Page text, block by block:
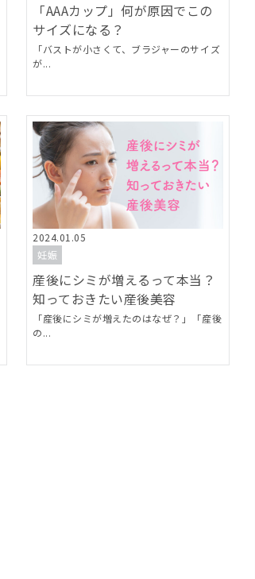
「AAAカップ」何が原因でこの
サイズになる？
「バストが小さくて、ブラジャーのサイズ
が...
2024.01.05
妊娠
産後にシミが増えるって本当？
知っておきたい産後美容
「産後にシミが増えたのはなぜ？」「産後
の...